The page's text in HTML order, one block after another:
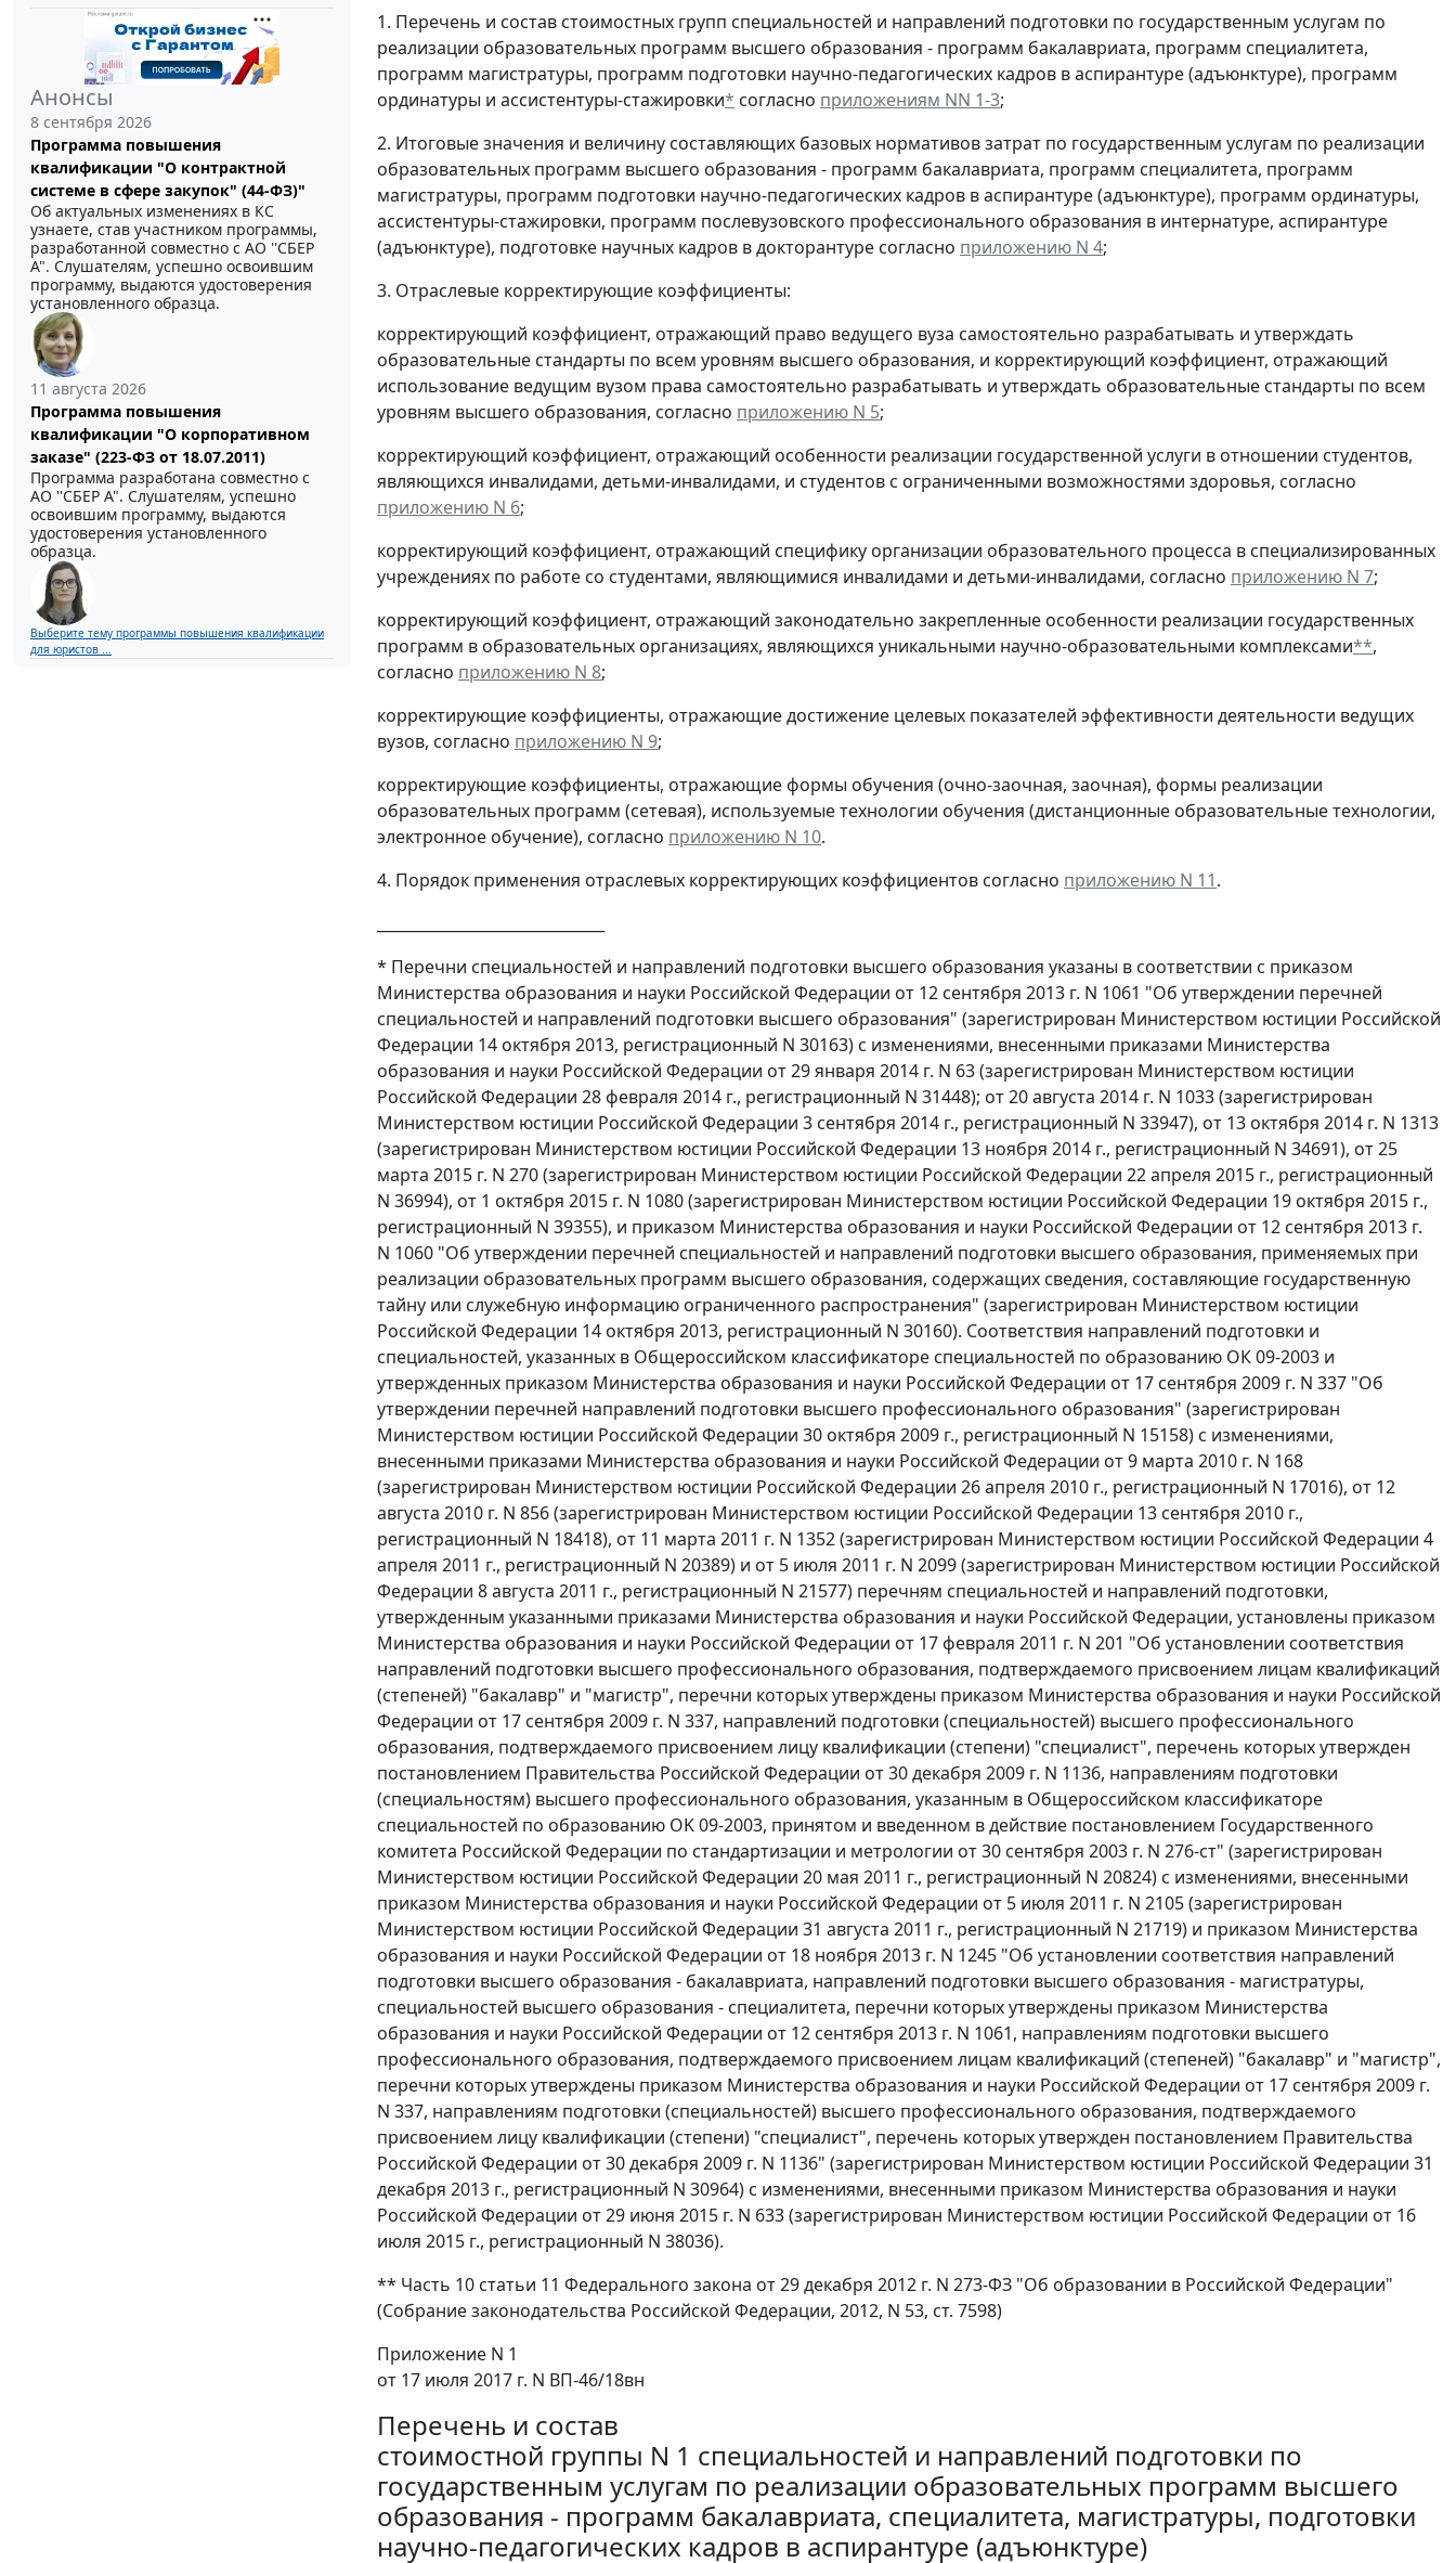
Анонсы
8 сентября 2026
Программа повышения
квалификации "О контрактной
системе в сфере закупок" (44-ФЗ)"
Об актуальных изменениях в КС
узнаете, став участником программы,
разработанной совместно с АО ''СБЕР
А". Слушателям, успешно освоившим
программу, выдаются удостоверения
установленного образца.
11 августа 2026
Программа повышения
квалификации "О корпоративном
заказе" (223-ФЗ от 18.07.2011)
Программа разработана совместно с
АО ''СБЕР А". Слушателям, успешно
освоившим программу, выдаются
удостоверения установленного
образца.
Выберите тему программы повышения квалификации
для юристов ...
1. Перечень и состав стоимостных групп специальностей и направлений подготовки по государственным услугам по
реализации образовательных программ высшего образования - программ бакалавриата, программ специалитета,
программ магистратуры, программ подготовки научно-педагогических кадров в аспирантуре (адъюнктуре), программ
ординатуры и ассистентуры-стажировки* согласно приложениям NN 1-3;
2. Итоговые значения и величину составляющих базовых нормативов затрат по государственным услугам по реализации
образовательных программ высшего образования - программ бакалавриата, программ специалитета, программ
магистратуры, программ подготовки научно-педагогических кадров в аспирантуре (адъюнктуре), программ ординатуры,
ассистентуры-стажировки, программ послевузовского профессионального образования в интернатуре, аспирантуре
(адъюнктуре), подготовке научных кадров в докторантуре согласно приложению N 4;
3. Отраслевые корректирующие коэффициенты:
корректирующий коэффициент, отражающий право ведущего вуза самостоятельно разрабатывать и утверждать
образовательные стандарты по всем уровням высшего образования, и корректирующий коэффициент, отражающий
использование ведущим вузом права самостоятельно разрабатывать и утверждать образовательные стандарты по всем
уровням высшего образования, согласно приложению N 5;
корректирующий коэффициент, отражающий особенности реализации государственной услуги в отношении студентов,
являющихся инвалидами, детьми-инвалидами, и студентов с ограниченными возможностями здоровья, согласно
приложению N 6;
корректирующий коэффициент, отражающий специфику организации образовательного процесса в специализированных
учреждениях по работе со студентами, являющимися инвалидами и детьми-инвалидами, согласно приложению N 7;
корректирующий коэффициент, отражающий законодательно закрепленные особенности реализации государственных
программ в образовательных организациях, являющихся уникальными научно-образовательными комплексами**,
согласно приложению N 8;
корректирующие коэффициенты, отражающие достижение целевых показателей эффективности деятельности ведущих
вузов, согласно приложению N 9;
корректирующие коэффициенты, отражающие формы обучения (очно-заочная, заочная), формы реализации
образовательных программ (сетевая), используемые технологии обучения (дистанционные образовательные технологии,
электронное обучение), согласно приложению N 10.
4. Порядок применения отраслевых корректирующих коэффициентов согласно приложению N 11.
* Перечни специальностей и направлений подготовки высшего образования указаны в соответствии с приказом
Министерства образования и науки Российской Федерации от 12 сентября 2013 г. N 1061 "Об утверждении перечней
специальностей и направлений подготовки высшего образования" (зарегистрирован Министерством юстиции Российской
Федерации 14 октября 2013, регистрационный N 30163) с изменениями, внесенными приказами Министерства
образования и науки Российской Федерации от 29 января 2014 г. N 63 (зарегистрирован Министерством юстиции
Российской Федерации 28 февраля 2014 г., регистрационный N 31448); от 20 августа 2014 г. N 1033 (зарегистрирован
Министерством юстиции Российской Федерации 3 сентября 2014 г., регистрационный N 33947), от 13 октября 2014 г. N 1313
(зарегистрирован Министерством юстиции Российской Федерации 13 ноября 2014 г., регистрационный N 34691), от 25
марта 2015 г. N 270 (зарегистрирован Министерством юстиции Российской Федерации 22 апреля 2015 г., регистрационный
N 36994), от 1 октября 2015 г. N 1080 (зарегистрирован Министерством юстиции Российской Федерации 19 октября 2015 г.,
регистрационный N 39355), и приказом Министерства образования и науки Российской Федерации от 12 сентября 2013 г.
N 1060 "Об утверждении перечней специальностей и направлений подготовки высшего образования, применяемых при
реализации образовательных программ высшего образования, содержащих сведения, составляющие государственную
тайну или служебную информацию ограниченного распространения" (зарегистрирован Министерством юстиции
Российской Федерации 14 октября 2013, регистрационный N 30160). Соответствия направлений подготовки и
специальностей, указанных в Общероссийском классификаторе специальностей по образованию ОК 09-2003 и
утвержденных приказом Министерства образования и науки Российской Федерации от 17 сентября 2009 г. N 337 "Об
утверждении перечней направлений подготовки высшего профессионального образования" (зарегистрирован
Министерством юстиции Российской Федерации 30 октября 2009 г., регистрационный N 15158) с изменениями,
внесенными приказами Министерства образования и науки Российской Федерации от 9 марта 2010 г. N 168
(зарегистрирован Министерством юстиции Российской Федерации 26 апреля 2010 г., регистрационный N 17016), от 12
августа 2010 г. N 856 (зарегистрирован Министерством юстиции Российской Федерации 13 сентября 2010 г.,
регистрационный N 18418), от 11 марта 2011 г. N 1352 (зарегистрирован Министерством юстиции Российской Федерации 4
апреля 2011 г., регистрационный N 20389) и от 5 июля 2011 г. N 2099 (зарегистрирован Министерством юстиции Российской
Федерации 8 августа 2011 г., регистрационный N 21577) перечням специальностей и направлений подготовки,
утвержденным указанными приказами Министерства образования и науки Российской Федерации, установлены приказом
Министерства образования и науки Российской Федерации от 17 февраля 2011 г. N 201 "Об установлении соответствия
направлений подготовки высшего профессионального образования, подтверждаемого присвоением лицам квалификаций
(степеней) "бакалавр" и "магистр", перечни которых утверждены приказом Министерства образования и науки Российской
Федерации от 17 сентября 2009 г. N 337, направлений подготовки (специальностей) высшего профессионального
образования, подтверждаемого присвоением лицу квалификации (степени) "специалист", перечень которых утвержден
постановлением Правительства Российской Федерации от 30 декабря 2009 г. N 1136, направлениям подготовки
(специальностям) высшего профессионального образования, указанным в Общероссийском классификаторе
специальностей по образованию OK 09-2003, принятом и введенном в действие постановлением Государственного
комитета Российской Федерации по стандартизации и метрологии от 30 сентября 2003 г. N 276-ст" (зарегистрирован
Министерством юстиции Российской Федерации 20 мая 2011 г., регистрационный N 20824) с изменениями, внесенными
приказом Министерства образования и науки Российской Федерации от 5 июля 2011 г. N 2105 (зарегистрирован
Министерством юстиции Российской Федерации 31 августа 2011 г., регистрационный N 21719) и приказом Министерства
образования и науки Российской Федерации от 18 ноября 2013 г. N 1245 "Об установлении соответствия направлений
подготовки высшего образования - бакалавриата, направлений подготовки высшего образования - магистратуры,
специальностей высшего образования - специалитета, перечни которых утверждены приказом Министерства
образования и науки Российской Федерации от 12 сентября 2013 г. N 1061, направлениям подготовки высшего
профессионального образования, подтверждаемого присвоением лицам квалификаций (степеней) "бакалавр" и "магистр",
перечни которых утверждены приказом Министерства образования и науки Российской Федерации от 17 сентября 2009 г.
N 337, направлениям подготовки (специальностей) высшего профессионального образования, подтверждаемого
присвоением лицу квалификации (степени) "специалист", перечень которых утвержден постановлением Правительства
Российской Федерации от 30 декабря 2009 г. N 1136" (зарегистрирован Министерством юстиции Российской Федерации 31
декабря 2013 г., регистрационный N 30964) с изменениями, внесенными приказом Министерства образования и науки
Российской Федерации от 29 июня 2015 г. N 633 (зарегистрирован Министерством юстиции Российской Федерации от 16
июля 2015 г., регистрационный N 38036).
** Часть 10 статьи 11 Федерального закона от 29 декабря 2012 г. N 273-ФЗ "Об образовании в Российской Федерации"
(Собрание законодательства Российской Федерации, 2012, N 53, ст. 7598)
Приложение N 1
от 17 июля 2017 г. N ВП-46/18вн
Перечень и состав
стоимостной группы N 1 специальностей и направлений подготовки по
государственным услугам по реализации образовательных программ высшего
образования - программ бакалавриата, специалитета, магистратуры, подготовки
научно-педагогических кадров в аспирантуре (адъюнктуре)